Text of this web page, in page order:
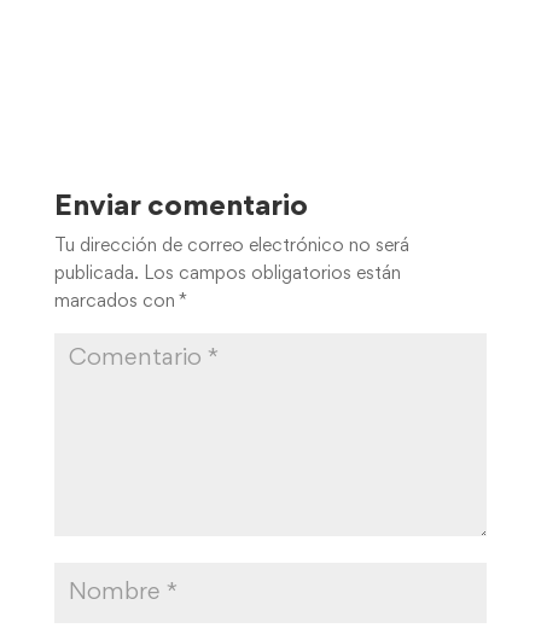
Enviar comentario
Tu dirección de correo electrónico no será
publicada. Los campos obligatorios están
marcados con *